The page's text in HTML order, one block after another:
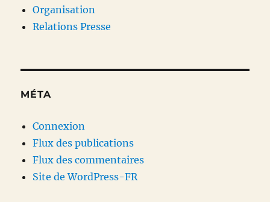
Organisation
Relations Presse
MÉTA
Connexion
Flux des publications
Flux des commentaires
Site de WordPress-FR